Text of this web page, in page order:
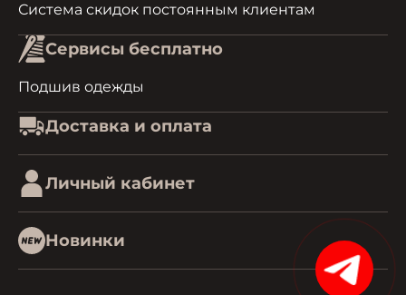
Система скидок постоянным клиентам
Сервисы бесплатно
Подшив одежды
Доставка и оплата
Личный кабинет
Новинки